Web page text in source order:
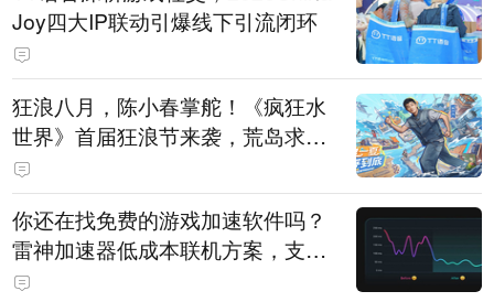
Joy四大IP联动引爆线下引流闭环
狂浪八月，陈小春掌舵！《疯狂水
世界》首届狂浪节来袭，荒岛求生
直播即将开启
你还在找免费的游戏加速软件吗？
雷神加速器低成本联机方案，支持
免费试用